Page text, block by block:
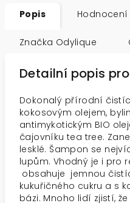
Popis Hodnocení
Značka Odylique
Detailní popis
Dokonalý přírodní
kokosovým olejem,
antimykotickým BIO
čajovníku tea tree.
lesklé. Šampon se
lupům. Vhodný je i pro
obsahuje jemnou
kukuřičného cukru a s
bázi. Mnoho lidí zjistí,